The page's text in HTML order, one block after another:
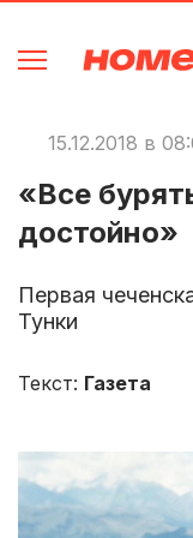
15.12.2018 в
«Все
достойно»
Первая
Тунки
Текст: Газета